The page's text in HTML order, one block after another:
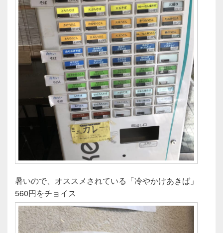
暑いので、オススメされている「冷やかけあきば」
560円をチョイス